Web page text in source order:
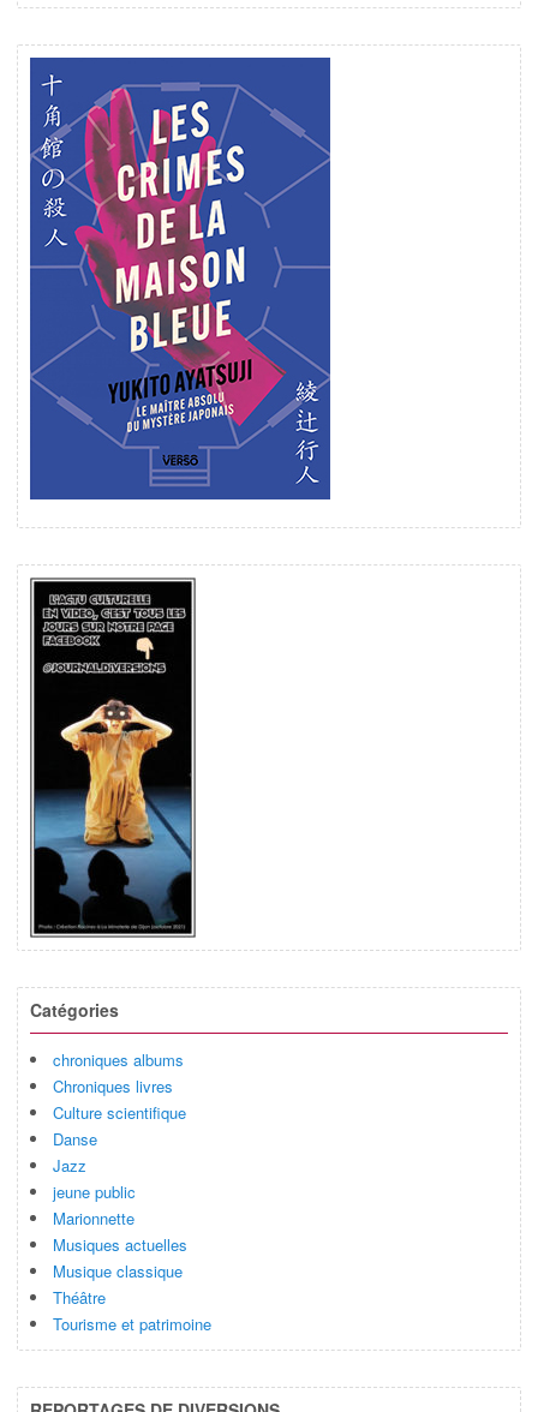
Catégories
chroniques albums
Chroniques livres
Culture scientifique
Danse
Jazz
jeune public
Marionnette
Musiques actuelles
Musique classique
Théâtre
Tourisme et patrimoine